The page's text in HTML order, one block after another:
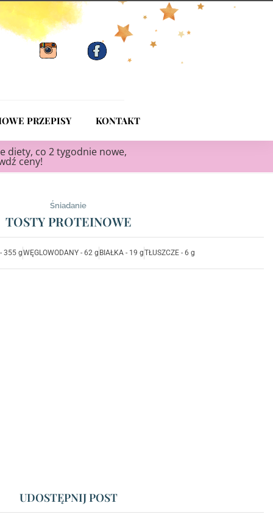
PRZEPISY KONTAKT
diety, co 2 tygodnie nowe,
ceny!
Śniadanie
TOSTY PROTEINOWE
355 gWĘGLOWODANY - 62 g BIAŁKA - 19 gTŁUSZCZE - 6 g
UDOSTĘPNIJ POST